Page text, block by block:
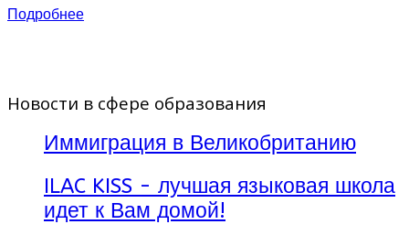
поле для гольфа,
практики скалолазания
неделю
развлекательных
Зимний лагерь в
дает уникальную
Подробнее
Новости в сфере образования
Иммиграция в Великобританию
ILAC KISS - лучшая языковая школа
идет к Вам домой!